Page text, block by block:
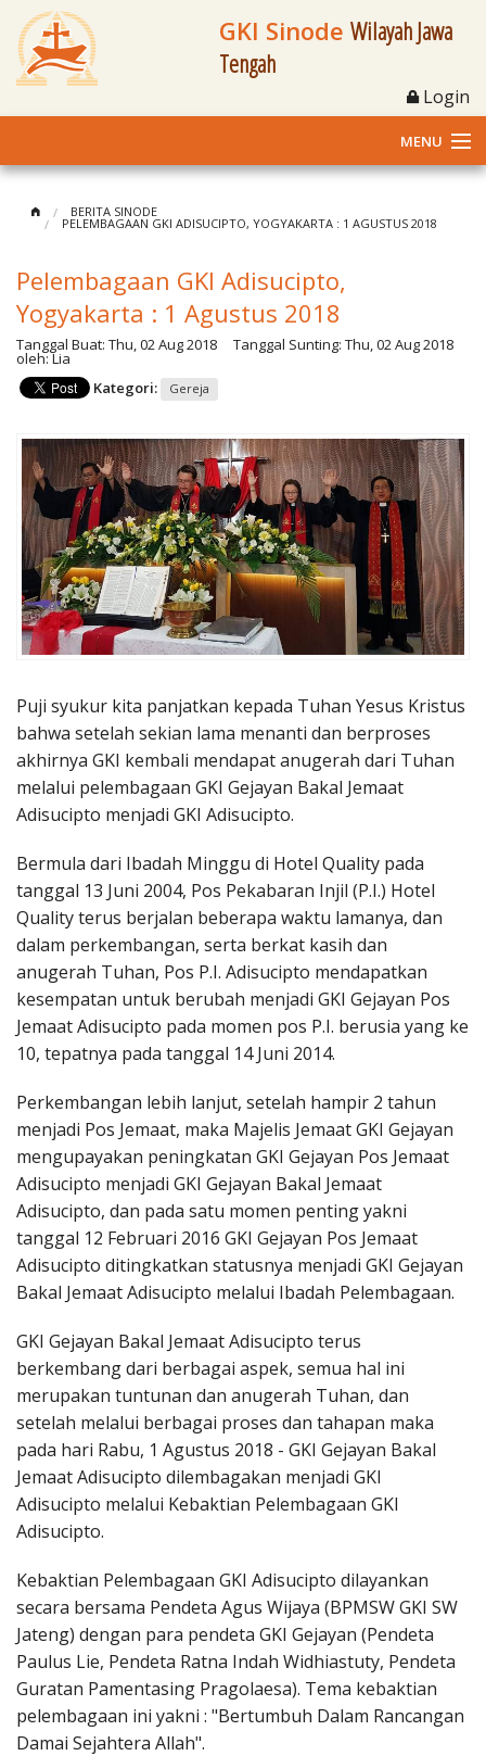
GKI Sinode Wilayah Jawa
Tengah
Login
MENU
Klasis dan Jemaat
Berita Kegiatan
Fasilitas
Materi
Penerbitan
BERITA SINODE
PELEMBAGAAN GKI ADISUCIPTO, YOGYAKARTA : 1 AGUSTUS 2018
Pelembagaan GKI Adisucipto,
Yogyakarta : 1 Agustus 2018
Tanggal Buat: Thu, 02 Aug 2018 Tanggal Sunting: Thu, 02 Aug 2018
oleh:Lia
Kategori:
Gereja
Puji syukur kita panjatkan kepada Tuhan Yesus Kristus
bahwa setelah sekian lama menanti dan berproses
akhirnya GKI kembali mendapat anugerah dari Tuhan
melalui pelembagaan GKI Gejayan Bakal Jemaat
Adisucipto menjadi GKI Adisucipto.
Bermula dari Ibadah Minggu di Hotel Quality pada
tanggal 13 Juni 2004, Pos Pekabaran Injil (P.I.) Hotel
Quality terus berjalan beberapa waktu lamanya, dan
dalam perkembangan, serta berkat kasih dan
anugerah Tuhan, Pos P.I. Adisucipto mendapatkan
kesempatan untuk berubah menjadi GKI Gejayan Pos
Jemaat Adisucipto pada momen pos P.I. berusia yang ke
10, tepatnya pada tanggal 14 Juni 2014.
Perkembangan lebih lanjut, setelah hampir 2 tahun
menjadi Pos Jemaat, maka Majelis Jemaat GKI Gejayan
mengupayakan peningkatan GKI Gejayan Pos Jemaat
Adisucipto menjadi GKI Gejayan Bakal Jemaat
Adisucipto, dan pada satu momen penting yakni
tanggal 12 Februari 2016 GKI Gejayan Pos Jemaat
Adisucipto ditingkatkan statusnya menjadi GKI Gejayan
Bakal Jemaat Adisucipto melalui Ibadah Pelembagaan.
GKI Gejayan Bakal Jemaat Adisucipto terus
berkembang dari berbagai aspek, semua hal ini
merupakan tuntunan dan anugerah Tuhan, dan
setelah melalui berbagai proses dan tahapan maka
pada hari Rabu, 1 Agustus 2018 - GKI Gejayan Bakal
Jemaat Adisucipto dilembagakan menjadi GKI
Adisucipto melalui Kebaktian Pelembagaan GKI
Adisucipto.
Kebaktian Pelembagaan GKI Adisucipto dilayankan
secara bersama Pendeta Agus Wijaya (BPMSW GKI SW
Jateng) dengan para pendeta GKI Gejayan (Pendeta
Paulus Lie, Pendeta Ratna Indah Widhiastuty, Pendeta
Guratan Pamentasing Pragolaesa). Tema kebaktian
pelembagaan ini yakni : "Bertumbuh Dalam Rancangan
Damai Sejahtera Allah".